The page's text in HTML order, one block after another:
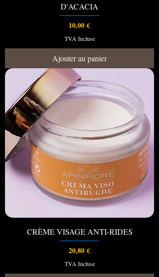
D'ACACIA
Prix
10,00 €
TVA Incluse
Ajouter au panier
CRÈME VISAGE ANTI-RIDES
Prix
20,80 €
TVA Incluse